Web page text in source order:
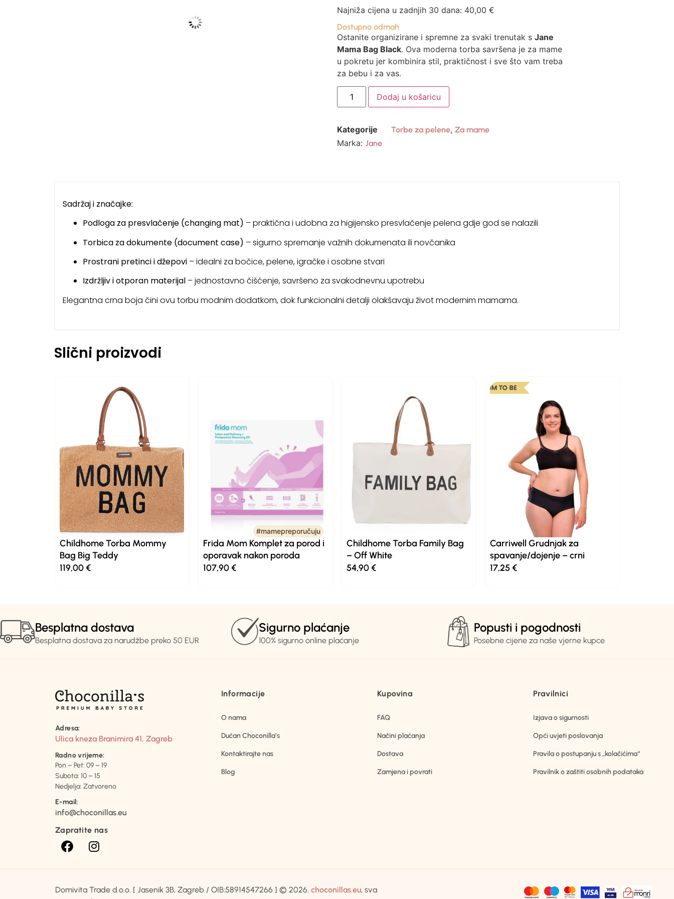
Najniža cijena u zadnjih 30 dana: 40,00 €
Dostupno odmah
Ostanite organizirane i spremne za svaki trenutak s Jane
Mama Bag Black. Ova moderna torba savršena je za mame
u pokretu jer kombinira stil, praktičnost i sve što vam treba
za bebu i za vas.
Dodaj u košaricu
Kategorije Torbe za pelene, Za mame
Marka: Jane
Sadržaj i značajke:
Podloga za presvlačenje (changing mat) – praktična i udobna za higijensko presvlačenje pelena gdje god se nalazili
Torbica za dokumente (document case) – sigurno spremanje važnih dokumenata ili novčanika
Prostrani pretinci i džepovi– idealni za bočice, pelene, igračke i osobne stvari
Izdržljiv i otporan materijal– jednostavno čišćenje, savršeno za svakodnevnu upotrebu
Elegantna crna boja čini ovu torbu modnim dodatkom, dok funkcionalni detalji olakšavaju život modernim mamama.
Slični proizvodi
Childhome Torba Mommy
Bag Big Teddy
119,00€
#mamepreporučuju
#mamepreporučuju
Frida Mom Komplet za porod i
oporavak nakon poroda
107,90€
Childhome Torba Family Bag
– Off White
54,90€
Carriwell Grudnjak za
spavanje/dojenje – crni
17,25€
Besplatna dostava
Besplatna dostava za narudžbe preko 50 EUR
Sigurno plaćanje
100% sigurno online plaćanje
Popusti i pogodnosti
Posebne cijene za naše vjerne kupce
Adresa:
Ulica kneza Branimira 41, Zagreb
Radno vrijeme:
Pon – Pet: 09 – 19
Subota: 10 – 15
Nedjelja: Zatvoreno
E-mail:
info@choconillas.eu
Zapratite nas
Informacije
O nama
Dućan Choconilla’s
Kontaktirajte nas
Blog
Kupovina
FAQ
Načini plaćanja
Dostava
Zamjena i povrati
Pravilnici
Izjava o sigurnosti
Opći uvjeti poslovanja
Pravila o postupanju s „kolačićima“
Pravilnik o zaštiti osobnih podataka
Domivita Trade d.o.o. [ Jasenik 3B, Zagreb / OIB:58914547266 ] © 2026. choconillas.eu, sva